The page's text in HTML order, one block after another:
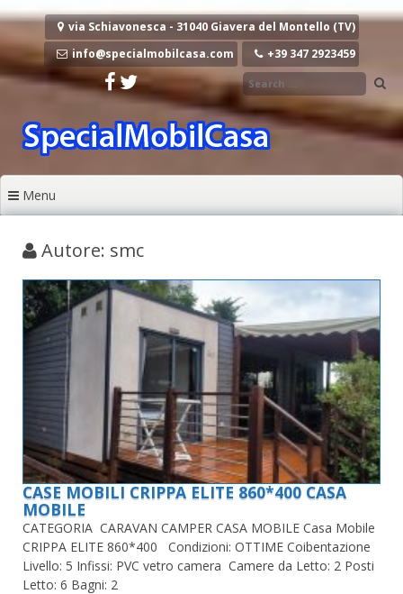
Vai al contenuto
via Schiavonesca - 31040 Giavera del Montello (TV)
info@specialmobilcasa.com
+39 347 2923459
Menu
Autore: smc
CASE MOBILI CRIPPA ELITE 860*400 CASA
MOBILE
CATEGORIA CARAVAN CAMPER CASA MOBILE Casa Mobile
CRIPPA ELITE 860*400 Condizioni: OTTIME Coibentazione
Livello: 5 Infissi: PVC vetro camera Camere da Letto: 2 Posti
Letto: 6 Bagni: 2